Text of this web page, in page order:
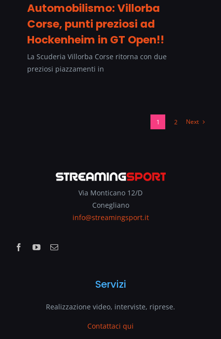
Automobilismo: Villorba
Corse, punti preziosi ad
Hockenheim in GT Open!!
La Scuderia Villorba Corse ritorna con due
preziosi piazzamenti in
1 2 Next
Via Monticano 12/D
Conegliano
info@streamingsport.it
Servizi
Realizzazione video, interviste, riprese.
Contattaci qui